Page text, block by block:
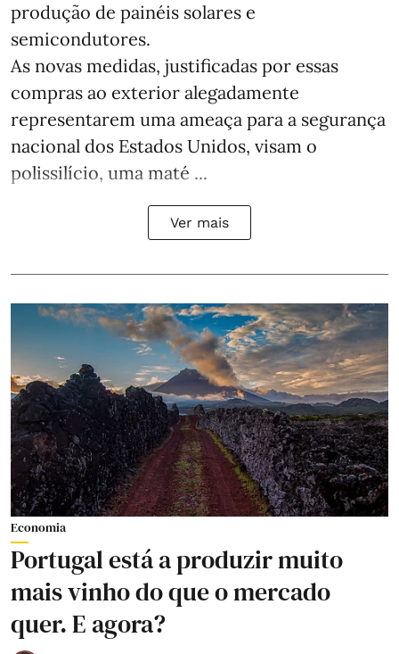
produção de painéis solares e
semicondutores.
As novas medidas, justificadas por essas
compras ao exterior alegadamente
representarem uma ameaça para a segurança
nacional dos Estados Unidos, visam o
polissilício, uma maté ...
Ver mais
Economia
Portugal está a produzir muito
mais vinho do que o mercado
quer. E agora?